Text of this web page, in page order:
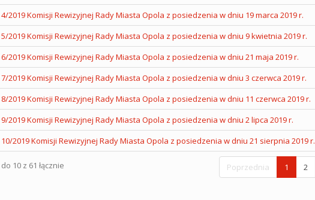
2019 Komisji Rewizyjnej Rady Miasta Opola z posiedzenia w dniu 19 marca 2019 r.
5/2019 Komisji Rewizyjnej Rady Miasta Opola z posiedzenia w dniu 9 kwietnia 2019 r.
2019 Komisji Rewizyjnej Rady Miasta Opola z posiedzenia w dniu 21 maja 2019 r.
2019 Komisji Rewizyjnej Rady Miasta Opola z posiedzenia w dniu 3 czerwca 2019 r.
2019 Komisji Rewizyjnej Rady Miasta Opola z posiedzenia w dniu 11 czerwca 2019 r.
2019 Komisji Rewizyjnej Rady Miasta Opola z posiedzenia w dniu 2 lipca 2019 r.
10/2019 Komisji Rewizyjnej Rady Miasta Opola z posiedzenia w dniu 21 sierpnia 2019 r.
10 z 61 łącznie Poprzednia 1 2